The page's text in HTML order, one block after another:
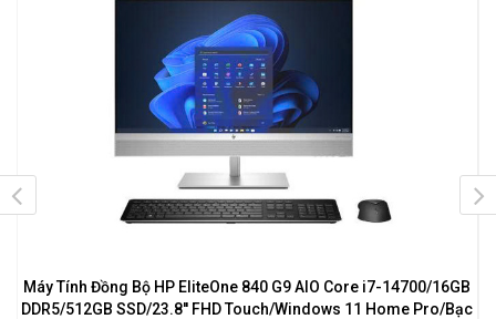
Máy Tính Đồng Bộ HP EliteOne 840 G9 AIO Core i7-14700/16GB
DDR5/512GB SSD/23.8'' FHD Touch/Windows 11 Home Pro/Bạc